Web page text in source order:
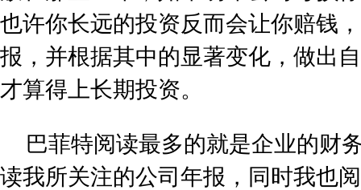
也许你长远的投资反而会让你赔钱
报，并根据其中的显著变化，做出
才算得上长期投资。
巴菲特阅读最多的就是企业的财
读我所关注的公司年报，同时我也